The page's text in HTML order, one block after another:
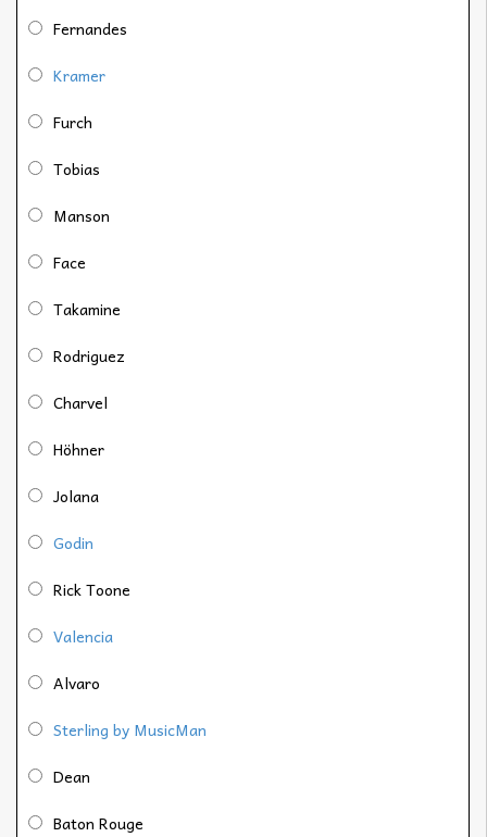
Fernandes
Kramer
Furch
Tobias
Manson
Face
Takamine
Rodriguez
Charvel
Höhner
Jolana
Godin
Rick Toone
Valencia
Alvaro
Sterling by MusicMan
Dean
Baton Rouge